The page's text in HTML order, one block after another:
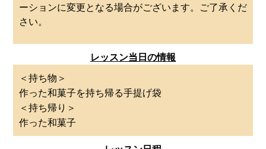
ーションに変更となる場合がございます。ご了承くだ
さい。
レッスン当日の情報
＜持ち物＞
作った和菓子を持ち帰る手提げ袋
＜持ち帰り＞
作った和菓子